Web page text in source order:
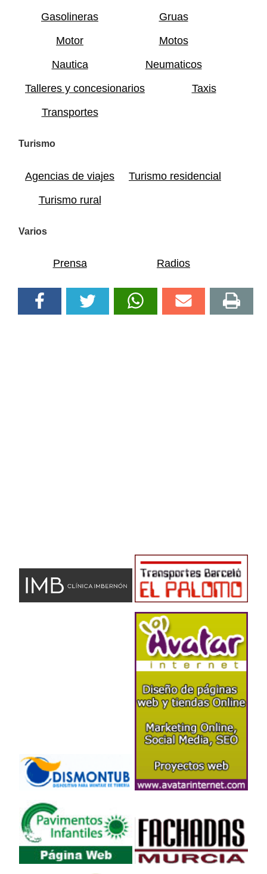
Gasolineras
Gruas
Motor
Motos
Nautica
Neumaticos
Talleres y concesionarios
Taxis
Transportes
Turismo
Agencias de viajes
Turismo residencial
Turismo rural
Varios
Prensa Radios